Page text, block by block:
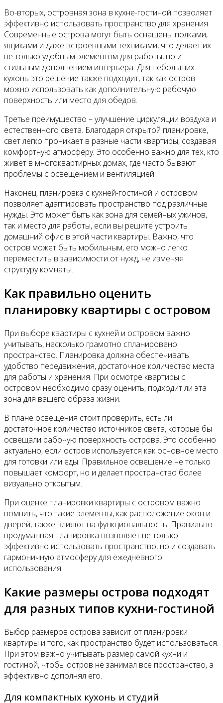
Во-вторых, островная зона в кухне-гостиной позволяет
эффективно использовать пространство для хранения.
Современные острова могут быть оснащены полками,
ящиками и даже встроенными техниками, что делает их
не только удобным элементом для работы, но и
стильным дополнением интерьера. Для небольших
кухонь это решение также подходит, так как остров
можно использовать как дополнительную рабочую
поверхность или место для обедов.
Третье преимущество – улучшение циркуляции воздуха и
естественного света. Благодаря открытой планировке,
свет легко проникает в разные части квартиры, создавая
комфортную атмосферу. Это особенно важно для тех, кто
живет в многоквартирных домах, где часто бывают
проблемы с освещением и вентиляцией.
Наконец, планировка с кухней-гостиной и островом
позволяет адаптировать пространство под различные
нужды. Это может быть как зона для семейных ужинов,
так и место для работы, если вы решите устроить
домашний офис в этой части квартиры. Важно, что
остров может быть мобильным, его можно легко
переместить в зависимости от нужд, не изменяя
структуру комнаты.
Как правильно оценить
планировку квартиры с островом
При выборе квартиры с кухней и островом важно
учитывать, насколько грамотно спланировано
пространство. Планировка должна обеспечивать
удобство передвижения, достаточное количество места
для работы и хранения. При осмотре квартиры с
островом необходимо сразу оценить, подходит ли эта
зона для вашего образа жизни.
В плане освещения стоит проверить, есть ли
достаточное количество источников света, которые бы
освещали рабочую поверхность острова. Это особенно
актуально, если остров используется как основное место
для готовки или еды. Правильное освещение не только
повышает комфорт, но и делает пространство более
визуально открытым.
При оценке планировки квартиры с островом важно
помнить, что такие элементы, как расположение окон и
дверей, также влияют на функциональность. Правильно
продуманная планировка позволяет не только
эффективно использовать пространство, но и создавать
гармоничную атмосферу для ежедневного
использования.
Какие размеры острова подходят
для разных типов кухни-гостиной
Выбор размеров острова зависит от планировки
квартиры и того, как пространство будет использоваться.
При этом важно учитывать размер самой кухни и
гостиной, чтобы остров не занимал все пространство, а
эффективно дополнял его.
Для компактных кухонь и студий